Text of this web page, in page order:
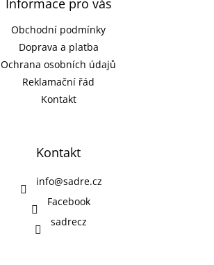
Informace pro vás
Obchodní podmínky
Doprava a platba
Ochrana osobních údajů
Reklamační řád
Kontakt
Kontakt
info@sadre.cz
Facebook
sadrecz